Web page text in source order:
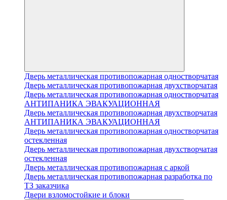
Дверь металлическая противопожарная одностворчатая
Дверь металлическая противопожарная двухстворчатая
Дверь металлическая противопожарная одностворчатая
АНТИПАНИКА ЭВАКУАЦИОННАЯ
Дверь металлическая противопожарная двухстворчатая
АНТИПАНИКА ЭВАКУАЦИОННАЯ
Дверь металлическая противопожарная одностворчатая
остекленная
Дверь металлическая противопожарная двухстворчатая
остекленная
Дверь металлическая противопожарная с аркой
Дверь металлическая противопожарная разработка по
ТЗ заказчика
Двери взломостойкие и блоки